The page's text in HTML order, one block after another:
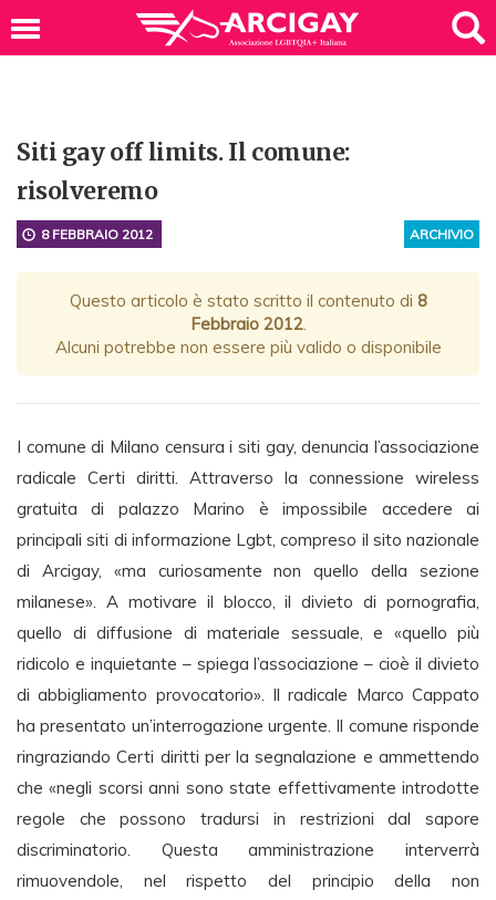
Siti gay off limits. Il comune:
risolveremo
ARCHIVIO
8 FEBBRAIO 2012
Questo articolo è stato scritto il contenuto di 8
Febbraio 2012.
Alcuni potrebbe non essere più valido o disponibile
I comune di Milano censura i siti gay, denuncia l’associazione
radicale Certi diritti. Attraverso la connessione wireless
gratuita di palazzo Marino è impossibile accedere ai
principali siti di informazione Lgbt, compreso il sito nazionale
di Arcigay, «ma curiosamente non quello della sezione
milanese». A motivare il blocco, il divieto di pornografia,
quello di diffusione di materiale sessuale, e «quello più
ridicolo e inquietante – spiega l’associazione – cioè il divieto
di abbigliamento provocatorio». Il radicale Marco Cappato
ha presentato un’interrogazione urgente. Il comune risponde
ringraziando Certi diritti per la segnalazione e ammettendo
che «negli scorsi anni sono state effettivamente introdotte
regole che possono tradursi in restrizioni dal sapore
discriminatorio. Questa amministrazione interverrà
rimuovendole, nel rispetto del principio della non